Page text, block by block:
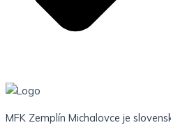
MFK Zemplín Michalovce je